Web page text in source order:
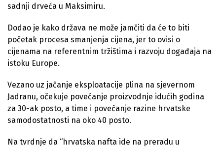
sadnji drveća u Maksimiru.
Dodao je kako država ne može jamčiti da će to biti
početak procesa smanjenja cijena, jer to ovisi o
cijenama na referentnim tržištima i razvoju događaja na
istoku Europe.
Vezano uz jačanje eksploatacije plina na sjevernom
Jadranu, očekuje povećanje proizvodnje idućih godina
za 30-ak posto, a time i povećanje razine hrvatske
samodostatnosti na oko 40 posto.
Na tvrdnje da “hrvatska nafta ide na preradu u